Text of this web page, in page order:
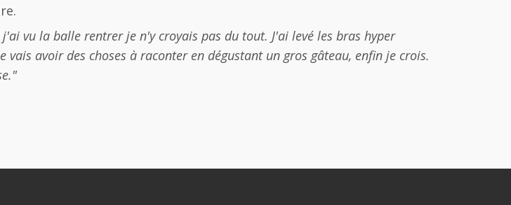
vu la balle rentrer je n'y croyais pas du tout. J'ai levé les bras hyper
avoir des choses à raconter en dégustant un gros gâteau, enfin je crois.